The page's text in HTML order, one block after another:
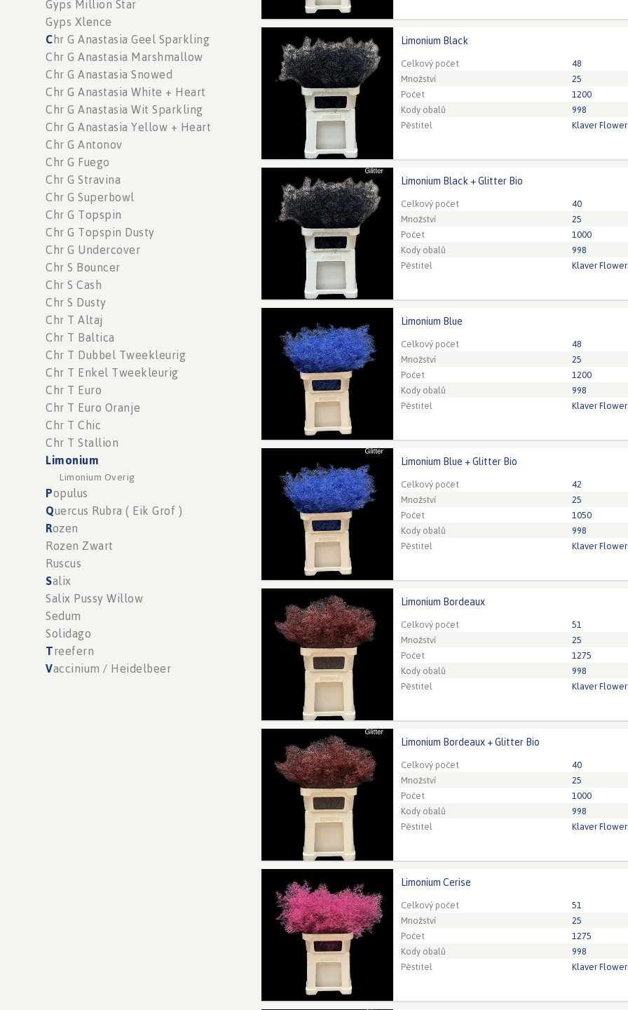
Gyps Million Star
Gyps Xlence
C hr G Anastasia Geel Sparkling
Chr G Anastasia Marshmallow
Chr G Anastasia Snowed
Chr G Anastasia White + Heart
Chr G Anastasia Wit Sparkling
Chr G Anastasia Yellow + Heart
Chr G Antonov
Chr G Fuego
Chr G Stravina
Chr G Superbowl
Chr G Topspin
Chr G Topspin Dusty
Chr G Undercover
Chr S Bouncer
Chr S Cash
Chr S Dusty
Chr T Altaj
Chr T Baltica
Chr T Dubbel Tweekleurig
Chr T Enkel Tweekleurig
Chr T Euro
Chr T Euro Oranje
Chr T Chic
Chr T Stallion
Limonium
Limonium Overig
Populus
Quercus Rubra ( Eik Grof )
Rozen
Rozen Zwart
Ruscus
Salix
Salix Pussy Willow
Sedum
Solidago
Treefern
Vaccinium / Heidelbeer
Limonium Black
Celkový počet 48
Množství
25
Počet
1200
Kody obalů
998
Pěstitel
Klaver
Limonium Black
You need to be logged in in order place an order. Click here to go
Limonium Black + Glitter Bio
Celkový počet 40
Množství
25
Počet
1000
Kody obalů
998
Pěstitel
Klaver
Limonium Black + Glitter Bio
You need to be logged in in order place an order. Click here to go
Limonium Blue
Celkový počet 48
Množství
25
Počet
1200
Kody obalů
998
Pěstitel
Klaver
Limonium Blue
You need to be logged in in order place an order. Click here to go
Limonium Blue + Glitter Bio
Celkový počet 42
Množství
25
Počet
1050
Kody obalů
998
Pěstitel
Klaver
Limonium Blue + Glitter Bio
You need to be logged in in order place an order. Click here to go
Limonium Bordeaux
Celkový počet 51
Množství
25
Počet
1275
Kody obalů
998
Pěstitel
Klaver
Limonium Bordeaux
You need to be logged in in order place an order. Click here to go
Limonium Bordeaux + Glitter Bio
Celkový počet 40
Množství
25
Počet
1000
Kody obalů
998
Pěstitel
Klaver
Limonium Bordeaux + Glitter Bio
You need to be logged in in order place an order. Click here to go
Limonium Cerise
Celkový počet 51
Množství
25
Počet
1275
Kody obalů
998
Pěstitel
Klaver
Limonium Cerise
You need to be logged in in order place an order. Click here to go